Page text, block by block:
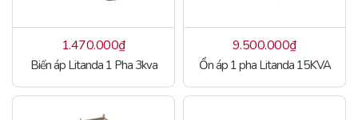
1.470.000₫
Biến áp Litanda 1 Pha 3kva
9.500.000₫
Ổn áp 1 pha Litanda 15KVA